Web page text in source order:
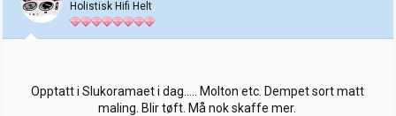
Holistisk Hifi Helt
Opptatt i Slukoramaet i dag..... Molton etc. Dempet sort matt
maling. Blir tøft. Må nok skaffe mer.